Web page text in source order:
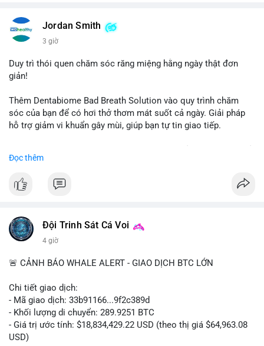
$btc $eth
#vlikevn #titanbot
Jordan Smith
3 giờ
Duy trì thói quen chăm sóc răng miệng hằng ngày thật đơn
giản!
Thêm Dentabiome Bad Breath Solution vào quy trình chăm
sóc của bạn để có hơi thở thơm mát suốt cả ngày. Giải pháp
hỗ trợ giảm vi khuẩn gây mùi, giúp bạn tự tin giao tiếp.
lớn cho nụ cười khỏe mạnh.
#dentabiome #badbreathsolution
Đọc thêm
Đội Trinh Sát Cá Voi
4 giờ
🚨 CẢNH BÁO WHALE ALERT - GIAO DỊCH BTC LỚN
Chi tiết giao dịch:
- Mã giao dịch: 33b91166...9f2c389d
- Khối lượng di chuyển: 289.9251 BTC
- Giá trị ước tính: $18,834,429.22 USD (theo thị giá $64,963.08
USD)